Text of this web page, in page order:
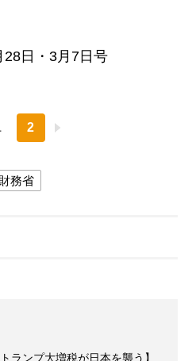
日・3月7日号
2
財務省
ランプ大増税が日本を襲う】